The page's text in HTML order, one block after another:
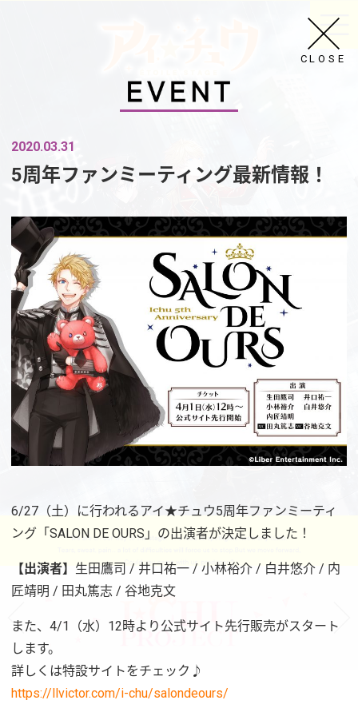
CLOSE
2020.03.31
5周年ファンミーティング最新情報！
6/27（土）に行われるアイ★チュウ5周年ファンミーティ
ング「SALON DE OURS」の出演者が決定しました！
【出演者】 生田鷹司 / 井口祐一 / 小林裕介 / 白井悠介 / 内
匠靖明 / 田丸篤志 / 谷地克文
また、4/1（水）12時より公式サイト先行販売がスタート
します。
詳しくは特設サイトをチェック♪
https://llvictor.com/i-chu/salondeours/